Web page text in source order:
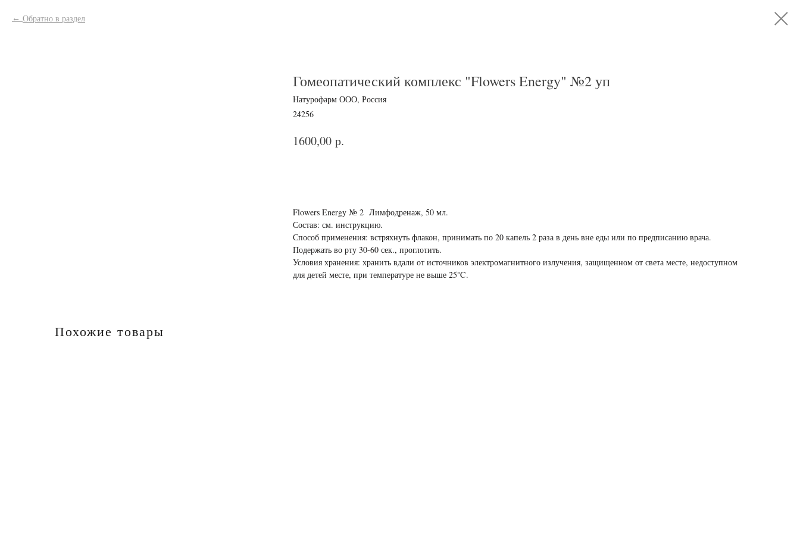
Обратно в раздел
Гомеопатический комплекс "Flowers Energy" №2 уп
Натурофарм ООО, Россия
24256
1600,00 р.
Flowers Energy № 2 Лимфодренаж, 50 мл.
Состав: см. инструкцию.
Способ применения: встряхнуть флакон, принимать по 20 капель 2 раза в день вне еды или по предписанию врача.
Подержать во рту 30-60 сек., проглотить.
Условия хранения: хранить вдали от источников электромагнитного излучения, защищенном от света месте, недоступном
для детей месте, при температуре не выше 25℃.
Похожие товары